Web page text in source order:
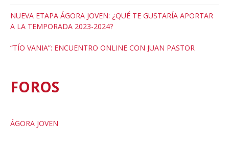
NUEVA ETAPA ÁGORA JOVEN: ¿QUÉ TE GUSTARÍA APORTAR
A LA TEMPORADA 2023-2024?
“TÍO VANIA”: ENCUENTRO ONLINE CON JUAN PASTOR
FOROS
ÁGORA JOVEN